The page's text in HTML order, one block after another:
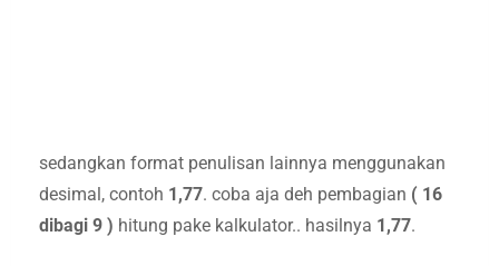
sedangkan format penulisan lainnya menggunakan
desimal, contoh 1,77. coba aja deh pembagian ( 16
dibagi 9 ) hitung pake kalkulator.. hasilnya 1,77.